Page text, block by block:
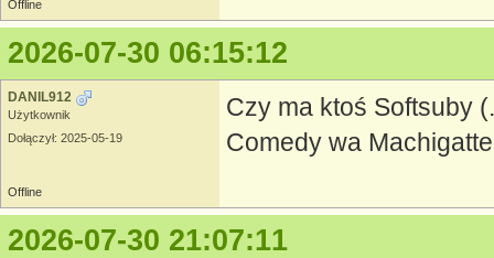
Offline
2026-07-30 06:15:12
DANIL912
Użytkownik
Dołączył: 2025-05-19
Czy ma ktoś Softsuby
Comedy wa
Offline
2026-07-30 21:07:11